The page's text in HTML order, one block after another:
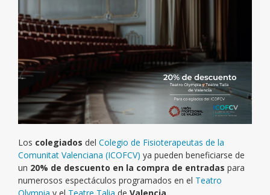
Los colegiados del Colegio de Fisioterapeutas de la
Comunitat Valenciana (ICOFCV) ya pueden beneficiarse de
un 20% de descuento en la compra de entradas para
numerosos espectáculos programados en el Teatro
Olympia y el Teatre Talia de Valencia.